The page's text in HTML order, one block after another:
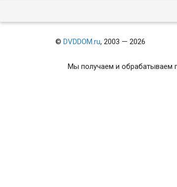
©DVDDOM.ru, 2003 — 2026
Мы получаем и обрабатываем